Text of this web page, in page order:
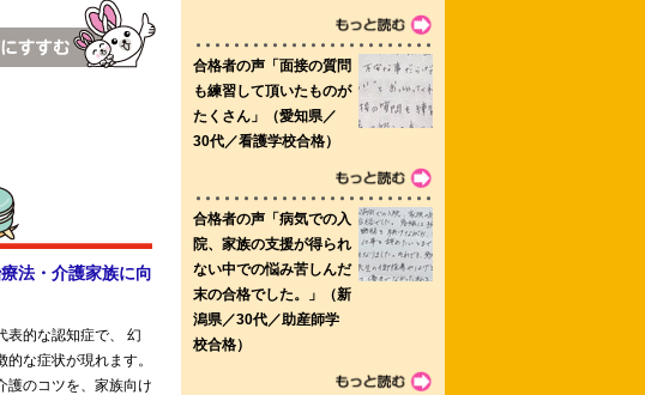
師会看護専門学校 佐久大学別科助産専攻科
浜市病院協会看護専門学校 横浜リハビリテーシ